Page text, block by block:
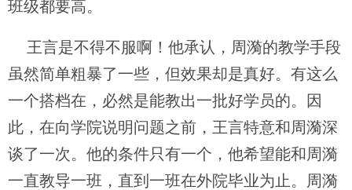
班级都要高。
王言是不得不服啊！他承认，周漪的教学手段
虽然简单粗暴了一些，但效果却是真好。有这么
一个搭档在，必然是能教出一批好学员的。因
此，在向学院说明问题之前，王言特意和周漪深
谈了一次。他的条件只有一个，他希望能和周漪
一直教导一班，直到一班在外院毕业为止。周漪